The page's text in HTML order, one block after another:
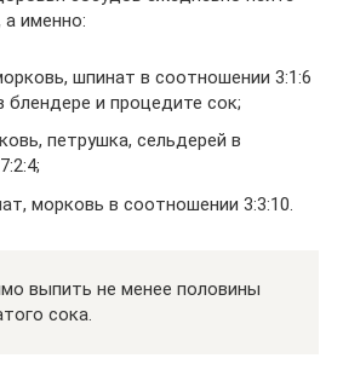
именно:
шпинат в соотношении 3:1:6
блендере и процедите сок;
петрушка, сельдерей в
морковь в соотношении 3:3:10.
выпить не менее половины
сока.